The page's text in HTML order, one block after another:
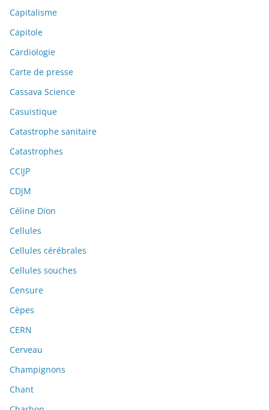
Capitalisme
Capitole
Cardiologie
Carte de presse
Cassava Science
Casuistique
Catastrophe sanitaire
Catastrophes
CCIJP
CDJM
Céline Dion
Cellules
Cellules cérébrales
Cellules souches
Censure
Cèpes
CERN
Cerveau
Champignons
Chant